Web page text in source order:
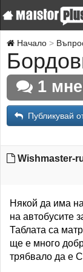
Начало
1
Публикувай
Wishmaster-
Някой да има
на автобусите
Таблата са
ще е много
трябвало да е